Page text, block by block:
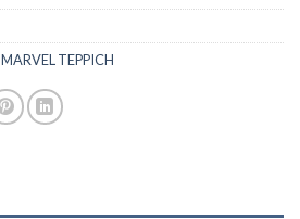
MARVEL TEPPICH